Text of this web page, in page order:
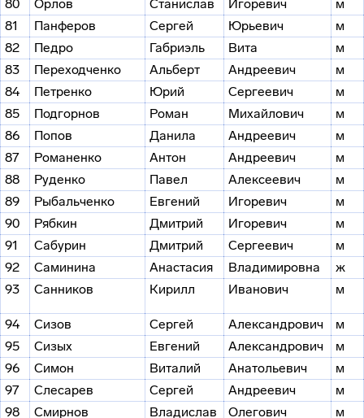
80
Орлов Станислав Игоревич
м
81
Панферов Сергей Юрьевич
м
82
Педро Габриэль Вита
м
83
Переходченко Альберт Андреевич
м
84
Петренко Юрий Сергеевич
м
85
Подгорнов Роман Михайлович
м
86
Попов Данила Андреевич
м
87
Романенко Антон Андреевич
м
88
Руденко Павел Алексеевич
м
89
Рыбальченко Евгений Игоревич
м
90
Рябкин Дмитрий Игоревич
м
91
Сабурин Дмитрий Сергеевич
м
92
Саминина Анастасия Владимировна
ж
93
Санников Кирилл Иванович м
94 Сизов Сергей Александрович
м
95
Сизых Евгений Александрович
м
96
Симон Виталий Анатольевич
м
97
Слесарев Сергей Андреевич
м
98
Смирнов Владислав Олегович м